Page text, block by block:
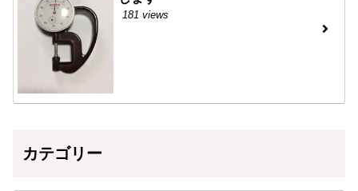
181 views
カテゴリー